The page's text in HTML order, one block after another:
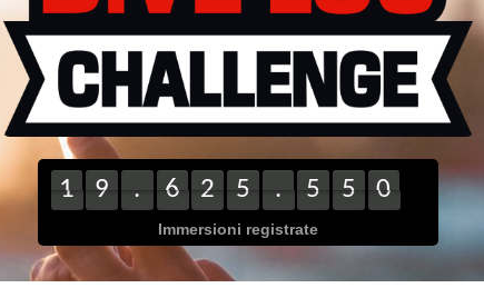
1
1 9
9 .. 6
6 2
2 5
5 .. 5
5 5
4
5 2
1
2
0
1
9
0
Immersioni registrate